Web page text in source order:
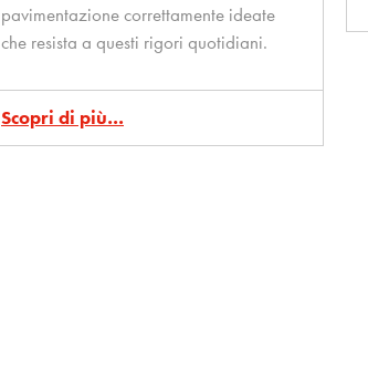
pavimentazione correttamente ideate
che resista a questi rigori quotidiani.
Scopri di più…